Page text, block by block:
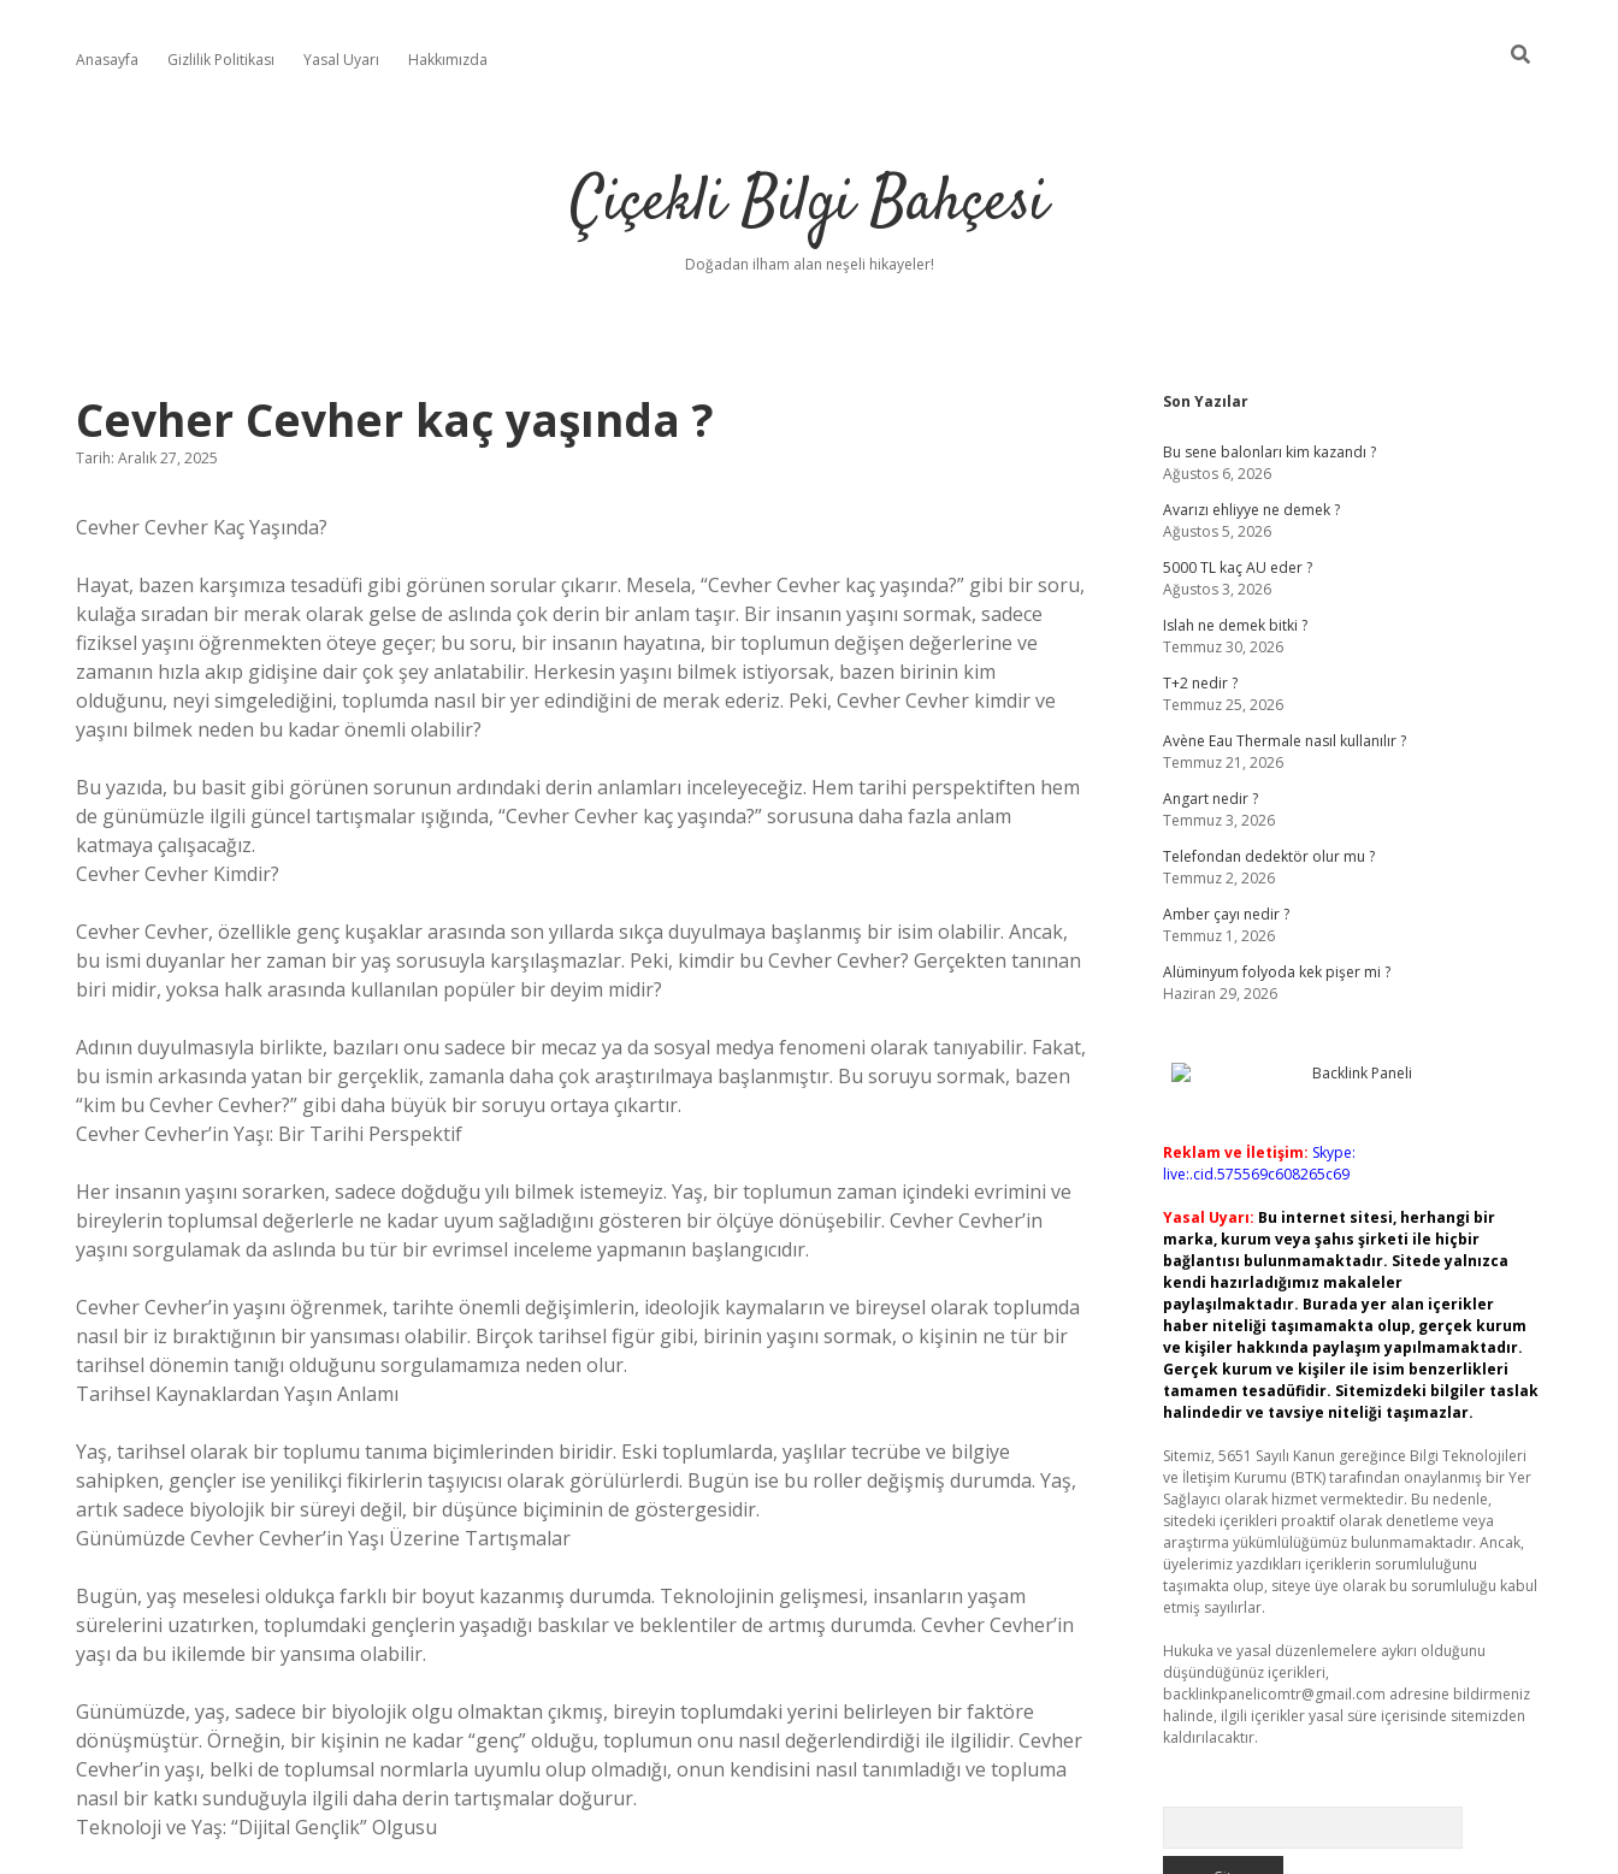
Anasayfa Gizlilik Politikası Yasal Uyarı Hakkımızda
Çiçekli Bilgi Bahçesi
Doğadan ilham alan neşeli hikayeler!
Cevher Cevher kaç yaşında ?
Tarih: Aralık 27, 2025
Cevher Cevher Kaç Yaşında?
Hayat, bazen karşımıza tesadüfi gibi görünen sorular çıkarır. Mesela, “Cevher Cevher kaç yaşında?” gibi bir soru,
kulağa sıradan bir merak olarak gelse de aslında çok derin bir anlam taşır. Bir insanın yaşını sormak, sadece
fiziksel yaşını öğrenmekten öteye geçer; bu soru, bir insanın hayatına, bir toplumun değişen değerlerine ve
zamanın hızla akıp gidişine dair çok şey anlatabilir. Herkesin yaşını bilmek istiyorsak, bazen birinin kim
olduğunu, neyi simgelediğini, toplumda nasıl bir yer edindiğini de merak ederiz. Peki, Cevher Cevher kimdir ve
yaşını bilmek neden bu kadar önemli olabilir?
Bu yazıda, bu basit gibi görünen sorunun ardındaki derin anlamları inceleyeceğiz. Hem tarihi perspektiften hem
de günümüzle ilgili güncel tartışmalar ışığında, “Cevher Cevher kaç yaşında?” sorusuna daha fazla anlam
katmaya çalışacağız.
Cevher Cevher Kimdir?
Cevher Cevher, özellikle genç kuşaklar arasında son yıllarda sıkça duyulmaya başlanmış bir isim olabilir. Ancak,
bu ismi duyanlar her zaman bir yaş sorusuyla karşılaşmazlar. Peki, kimdir bu Cevher Cevher? Gerçekten tanınan
biri midir, yoksa halk arasında kullanılan popüler bir deyim midir?
Adının duyulmasıyla birlikte, bazıları onu sadece bir mecaz ya da sosyal medya fenomeni olarak tanıyabilir. Fakat,
bu ismin arkasında yatan bir gerçeklik, zamanla daha çok araştırılmaya başlanmıştır. Bu soruyu sormak, bazen
“kim bu Cevher Cevher?” gibi daha büyük bir soruyu ortaya çıkartır.
Cevher Cevher’in Yaşı: Bir Tarihi Perspektif
Her insanın yaşını sorarken, sadece doğduğu yılı bilmek istemeyiz. Yaş, bir toplumun zaman içindeki evrimini ve
bireylerin toplumsal değerlerle ne kadar uyum sağladığını gösteren bir ölçüye dönüşebilir. Cevher Cevher’in
yaşını sorgulamak da aslında bu tür bir evrimsel inceleme yapmanın başlangıcıdır.
Cevher Cevher’in yaşını öğrenmek, tarihte önemli değişimlerin, ideolojik kaymaların ve bireysel olarak toplumda
nasıl bir iz bıraktığının bir yansıması olabilir. Birçok tarihsel figür gibi, birinin yaşını sormak, o kişinin ne tür bir
tarihsel dönemin tanığı olduğunu sorgulamamıza neden olur.
Tarihsel Kaynaklardan Yaşın Anlamı
Yaş, tarihsel olarak bir toplumu tanıma biçimlerinden biridir. Eski toplumlarda, yaşlılar tecrübe ve bilgiye
sahipken, gençler ise yenilikçi fikirlerin taşıyıcısı olarak görülürlerdi. Bugün ise bu roller değişmiş durumda. Yaş,
artık sadece biyolojik bir süreyi değil, bir düşünce biçiminin de göstergesidir.
Günümüzde Cevher Cevher’in Yaşı Üzerine Tartışmalar
Bugün, yaş meselesi oldukça farklı bir boyut kazanmış durumda. Teknolojinin gelişmesi, insanların yaşam
sürelerini uzatırken, toplumdaki gençlerin yaşadığı baskılar ve beklentiler de artmış durumda. Cevher Cevher’in
yaşı da bu ikilemde bir yansıma olabilir.
Günümüzde, yaş, sadece bir biyolojik olgu olmaktan çıkmış, bireyin toplumdaki yerini belirleyen bir faktöre
dönüşmüştür. Örneğin, bir kişinin ne kadar “genç” olduğu, toplumun onu nasıl değerlendirdiği ile ilgilidir. Cevher
Cevher’in yaşı, belki de toplumsal normlarla uyumlu olup olmadığı, onun kendisini nasıl tanımladığı ve topluma
nasıl bir katkı sunduğuyla ilgili daha derin tartışmalar doğurur.
Teknoloji ve Yaş: “Dijital Gençlik” Olgusu
Sidebar
Son Yazılar
Bu sene balonları kim kazandı ?
Ağustos 6, 2026
Avarızı ehliyye ne demek ?
Ağustos 5, 2026
5000 TL kaç AU eder ?
Ağustos 3, 2026
Islah ne demek bitki ?
Temmuz 30, 2026
T+2 nedir ?
Temmuz 25, 2026
Avène Eau Thermale nasıl kullanılır ?
Temmuz 21, 2026
Angart nedir ?
Temmuz 3, 2026
Telefondan dedektör olur mu ?
Temmuz 2, 2026
Amber çayı nedir ?
Temmuz 1, 2026
Alüminyum folyoda kek pişer mi ?
Haziran 29, 2026
Reklam ve İletişim: Skype:
live:.cid.575569c608265c69
Yasal Uyarı: Bu internet sitesi, herhangi bir
marka, kurum veya şahıs şirketi ile hiçbir
bağlantısı bulunmamaktadır. Sitede yalnızca
kendi hazırladığımız makaleler
paylaşılmaktadır. Burada yer alan içerikler
haber niteliği taşımamakta olup, gerçek kurum
ve kişiler hakkında paylaşım yapılmamaktadır.
Gerçek kurum ve kişiler ile isim benzerlikleri
tamamen tesadüfidir. Sitemizdeki bilgiler taslak
halindedir ve tavsiye niteliği taşımazlar.
Sitemiz, 5651 Sayılı Kanun gereğince Bilgi Teknolojileri
ve İletişim Kurumu (BTK) tarafından onaylanmış bir Yer
Sağlayıcı olarak hizmet vermektedir. Bu nedenle,
sitedeki içerikleri proaktif olarak denetleme veya
araştırma yükümlülüğümüz bulunmamaktadır. Ancak,
üyelerimiz yazdıkları içeriklerin sorumluluğunu
taşımakta olup, siteye üye olarak bu sorumluluğu kabul
etmiş sayılırlar.
Hukuka ve yasal düzenlemelere aykırı olduğunu
düşündüğünüz içerikleri,
backlinkpanelicomtr@gmail.com adresine bildirmeniz
halinde, ilgili içerikler yasal süre içerisinde sitemizden
kaldırılacaktır.